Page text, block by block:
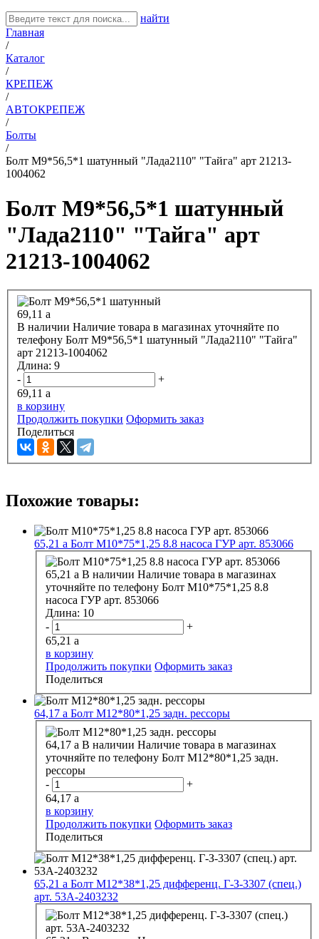
найти
Главная
/
Каталог
/
КРЕПЕЖ
/
АВТОКРЕПЕЖ
/
Болты
/
Болт М9*56,5*1 шатунный "Лада2110" "Тайга" арт 21213-
1004062
Болт М9*56,5*1 шатунный
"Лада2110" "Тайга" арт
21213-1004062
69,11 a
В наличии Наличие товара в магазинах уточняйте по
телефону Болт М9*56,5*1 шатунный "Лада2110" "Тайга"
арт 21213-1004062
Длина: 9
-
+
69,11 a
в корзину
Продолжить покупки Оформить заказ
Поделиться
Похожие товары:
65,21 a Болт М10*75*1,25 8.8 насоса ГУР арт. 853066
65,21 a В наличии Наличие товара в магазинах
уточняйте по телефону Болт М10*75*1,25 8.8
насоса ГУР арт. 853066
Длина: 10
-
+
65,21 a
в корзину
Продолжить покупки Оформить заказ
Поделиться
64,17 a Болт М12*80*1,25 задн. рессоры
64,17 a В наличии Наличие товара в магазинах
уточняйте по телефону Болт М12*80*1,25 задн.
рессоры
-
+
64,17 a
в корзину
Продолжить покупки Оформить заказ
Поделиться
65,21 a Болт М12*38*1,25 дифференц. Г-З-3307 (спец.)
арт. 53А-2403232